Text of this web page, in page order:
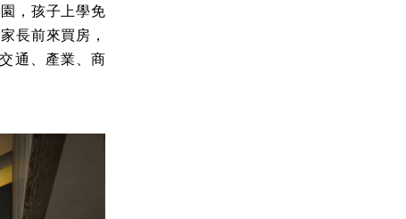
，孩子上學免
長前來買房，
通、產業、商